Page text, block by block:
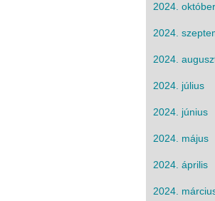
2024. október
2024.
2024.
2024. július
2024. június
2024. május
2024. április
2024.